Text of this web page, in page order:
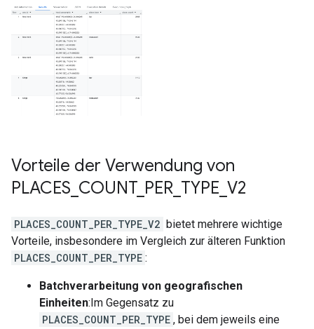
Vorteile der Verwendung von
PLACES COUNT_ PER TYPE V2
PLACES_COUNT_PER_TYPE_V2 bietet mehrere wichtige
Vorteile, insbesondere im Vergleich zur älteren Funktion
PLACES_COUNT_PER_TYPE :
Batchverarbeitung von geografischen
Einheiten:Im Gegensatz zu
PLACES_COUNT_PER_TYPE , bei dem jeweils eine